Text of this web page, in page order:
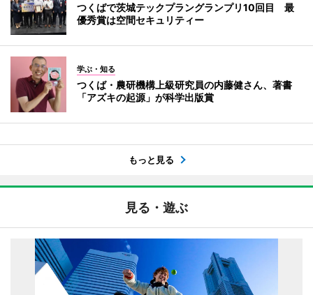
つくばで茨城テックプラングランプリ10回目 最
優秀賞は空間セキュリティー
学ぶ・知る
つくば・農研機構上級研究員の内藤健さん、著書
「アズキの起源」が科学出版賞
もっと見る
見る・遊ぶ